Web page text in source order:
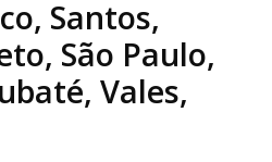
Santos,
São Paulo,
Vales,